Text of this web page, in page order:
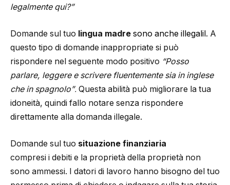
legalmente qui?”
Domande sul tuo lingua madre sono anche illegalil. A
questo tipo di domande inappropriate si può
rispondere nel seguente modo positivo “Posso
parlare, leggere e scrivere fluentemente sia in inglese
che in spagnolo”. Questa abilità può migliorare la tua
idoneità, quindi fallo notare senza rispondere
direttamente alla domanda illegale.
Domande sul tuo situazione finanziaria
compresi i debiti e la proprietà della proprietà non
sono ammessi. I datori di lavoro hanno bisogno del tuo